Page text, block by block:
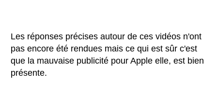
Les réponses précises autour de ces vidéos n'ont
pas encore été rendues mais ce qui est sûr c'est
que la mauvaise publicité pour Apple elle, est bien
présente.